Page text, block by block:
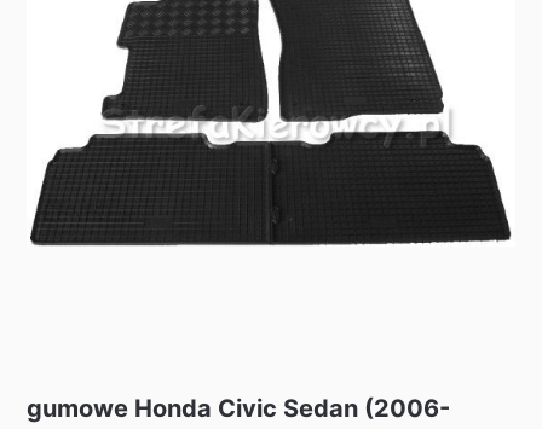
gumowe Honda Civic Sedan (2006-